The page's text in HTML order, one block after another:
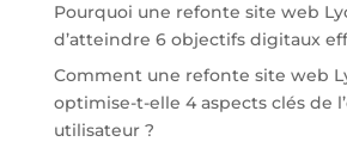
Pourquoi une refonte site web
d’atteindre 6 objectifs digitaux
Comment une refonte site web
optimise-t-elle 4 aspects clés de
utilisateur ?